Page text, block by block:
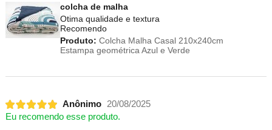
colcha de malha
Otima qualidade e textura
Recomendo
Produto: Colcha Malha Casal 210x240cm
Estampa geométrica Azul e Verde
Anônimo
20/08/2025
Eu recomendo esse produto.